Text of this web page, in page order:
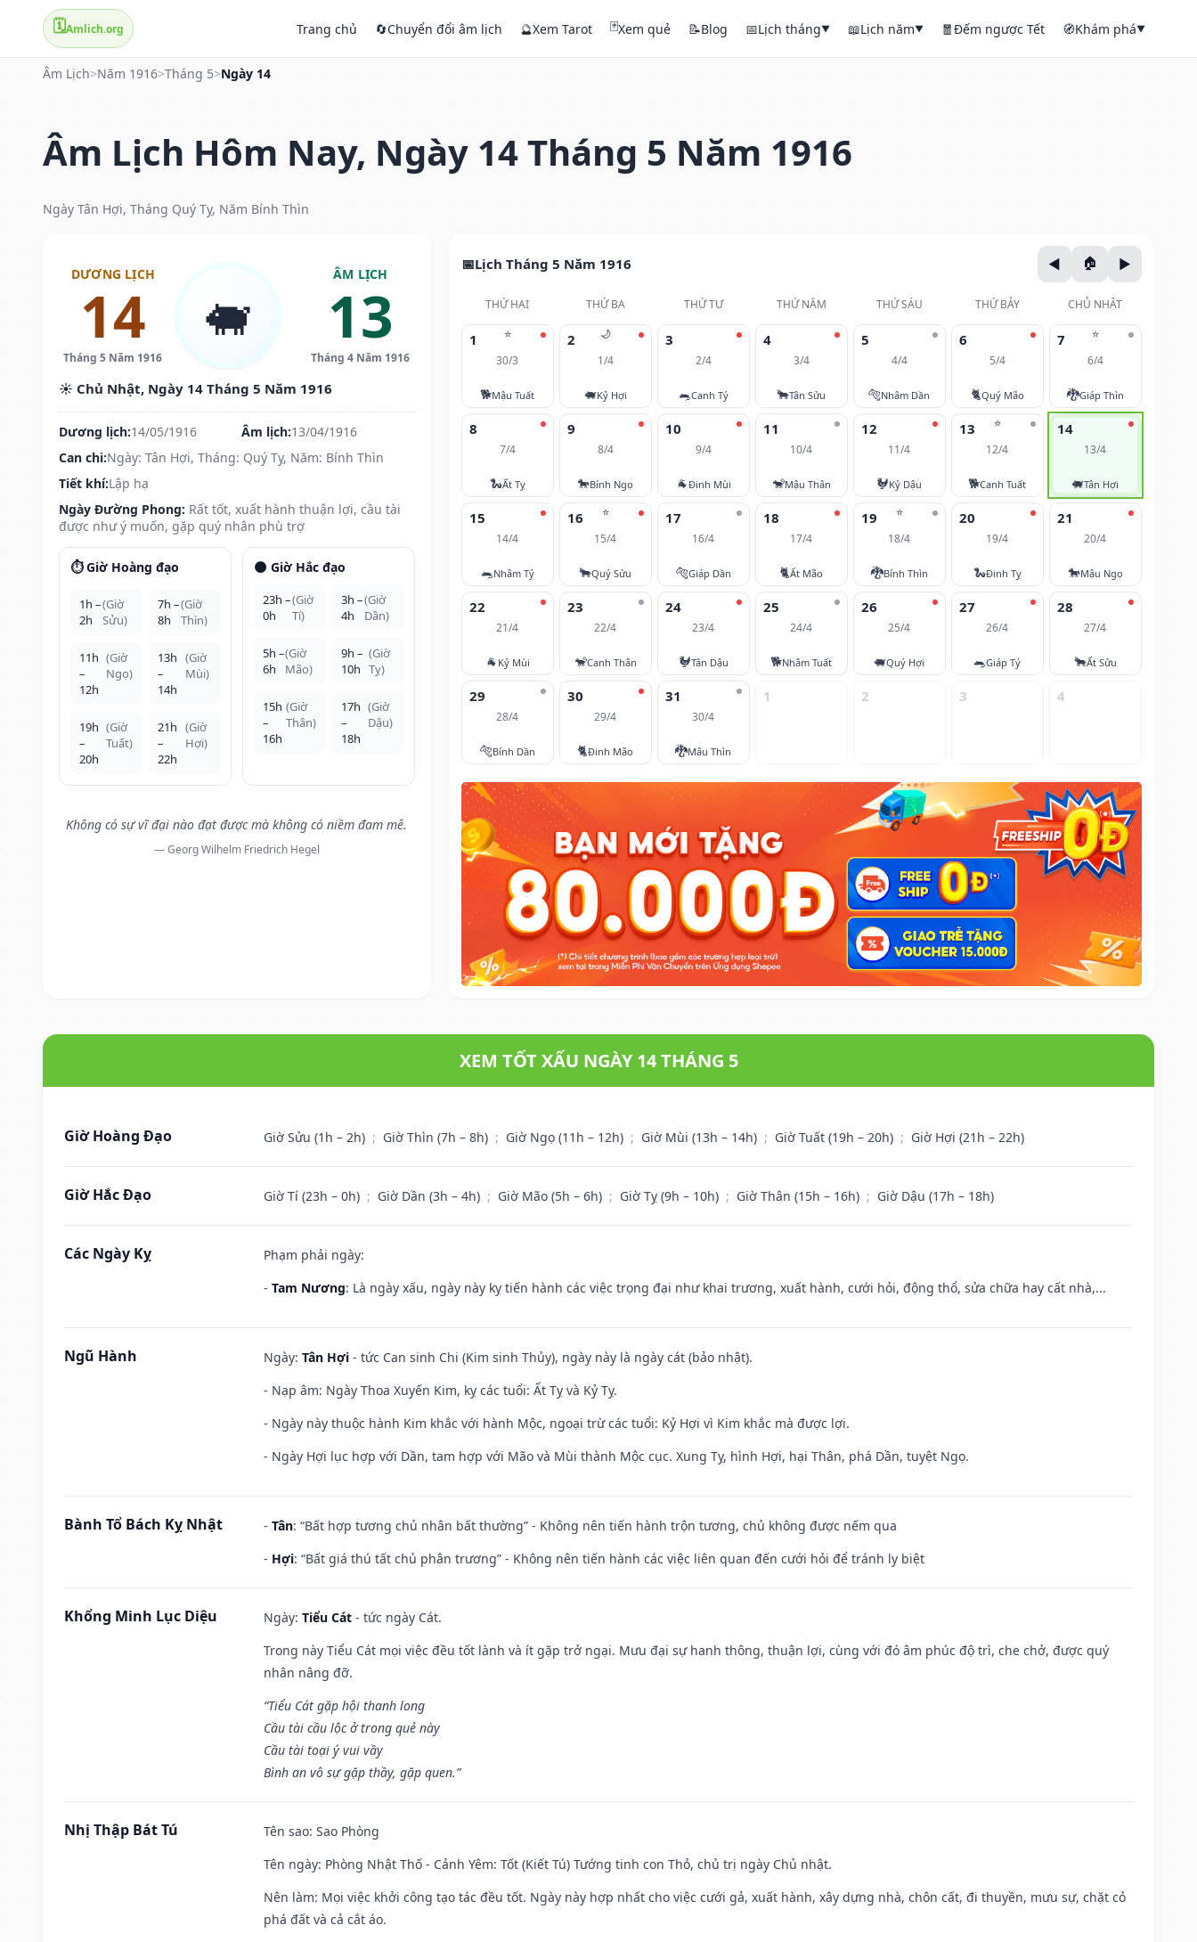
🗓️Amlich.org Trang chủ 🔄Chuyển đổi âm lịch 🔮Xem Tarot 🃏Xem quẻ 📝Blog 📅Lịch tháng▼ 📖Lịch năm▼ 🧧Đếm ngược Tết 🧭Khám phá▼
Âm Lịch>Năm 1916>Tháng 5>Ngày 14
Âm Lịch Hôm Nay, Ngày 14 Tháng 5 Năm 1916
Ngày Tân Hợi, Tháng Quý Tỵ, Năm Bính Thìn
DƯƠNG LỊCH
14
Tháng 5 Năm 1916
🐖
ÂM LỊCH
13
Tháng 4 Năm 1916
☀️ Chủ Nhật, Ngày 14 Tháng 5 Năm 1916
Dương lịch:14/05/1916 Âm lịch:13/04/1916
Can chi:Ngày: Tân Hợi, Tháng: Quý Tỵ, Năm: Bính Thìn
Tiết khí:Lập hạ
Ngày Đường Phong: Rất tốt, xuất hành thuận lợi, cầu tài
được như ý muốn, gặp quý nhân phù trợ
⏱️ Giờ Hoàng đạo
1h –
2h
(Giờ
Sửu)
7h –
8h
(Giờ
Thìn)
11h
–
12h
(Giờ
Ngọ)
13h
–
14h
(Giờ
Mùi)
19h
–
20h
(Giờ
Tuất)
21h
–
22h
(Giờ
Hợi)
🌑 Giờ Hắc đạo
23h –
0h
(Giờ
Tí)
3h –
4h
(Giờ
Dần)
5h –
6h
(Giờ
Mão)
9h –
10h
(Giờ
Tỵ)
15h
–
16h
(Giờ
Thân)
17h
–
18h
(Giờ
Dậu)
Không có sự vĩ đại nào đạt được mà không có niềm đam mê.
— Georg Wilhelm Friedrich Hegel
Lịch Tháng 5 Năm 1916
THỨ HAI THỨ BA THỨ TƯ THỨ NĂM THỨ SÁU THỨ BẢY
CHỦ NHẬT
⭐
1
30/3
🐕Mậu Tuất
🌙
2
1/4
🐖Kỷ Hợi
3
2/4
🐀Canh Tý
4
3/4
🐂Tân Sửu
5
4/4
🐅Nhâm Dần
6
5/4
🐈Quý Mão
⭐
7
6/4
🐉Giáp Thìn
8
7/4
🐍Ất Tỵ
9
8/4
🐎Bính Ngọ
10
9/4
🐐Đinh Mùi
11
10/4
🐒Mậu Thân
12
11/4
🐓Kỷ Dậu
⭐
13
12/4
🐕Canh Tuất
14
13/4
🐖Tân Hợi
15
14/4
🐀Nhâm Tý
⭐
16
15/4
🐂Quý Sửu
17
16/4
🐅Giáp Dần
18
17/4
🐈Ất Mão
⭐
19
18/4
🐉Bính Thìn
20
19/4
🐍Đinh Tỵ
21
20/4
🐎Mậu Ngọ
22
21/4
🐐 Kỷ Mùi
23
22/4
🐒Canh Thân
24
23/4
🐓Tân Dậu
25
24/4
🐕Nhâm Tuất
26
25/4
🐖Quý Hợi
27
26/4
🐀Giáp Tý
28
27/4
🐂Ất Sửu
29
28/4
🐅Bính Dần
30
29/4
🐈Đinh Mão
31
30/4
🐉Mậu Thìn
1 2 3 4
XEM TỐT XẤU NGÀY 14 THÁNG 5
Giờ Hoàng Đạo Giờ Sửu (1h – 2h) ; Giờ Thìn (7h – 8h) ; Giờ Ngọ (11h – 12h) ; Giờ Mùi (13h – 14h) ; Giờ Tuất (19h – 20h) ; Giờ Hợi (21h – 22h)
Giờ Hắc Đạo Giờ Tí (23h – 0h) ; Giờ Dần (3h – 4h) ; Giờ Mão (5h – 6h) ; Giờ Tỵ (9h – 10h) ; Giờ Thân (15h – 16h) ; Giờ Dậu (17h – 18h)
Các Ngày Kỵ
Phạm phải ngày:
- Tam Nương: Là ngày xấu, ngày này kỵ tiến hành các việc trọng đại như khai trương, xuất hành, cưới hỏi, động thổ, sửa chữa hay cất nhà,...
Ngũ Hành Ngày: Tân Hợi - tức Can sinh Chi (Kim sinh Thủy), ngày này là ngày cát (bảo nhật).
- Nạp âm: Ngày Thoa Xuyến Kim, kỵ các tuổi: Ất Tỵ và Kỷ Tỵ.
- Ngày này thuộc hành Kim khắc với hành Mộc, ngoại trừ các tuổi: Kỷ Hợi vì Kim khắc mà được lợi.
- Ngày Hợi lục hợp với Dần, tam hợp với Mão và Mùi thành Mộc cục. Xung Tỵ, hình Hợi, hại Thân, phá Dần, tuyệt Ngọ.
Bành Tổ Bách Kỵ Nhật - Tân: “Bất hợp tương chủ nhân bất thường” - Không nên tiến hành trộn tương, chủ không được nếm qua
- Hợi: “Bất giá thú tất chủ phân trương” - Không nên tiến hành các việc liên quan đến cưới hỏi để tránh ly biệt
Khổng Minh Lục Diệu Ngày: Tiểu Cát - tức ngày Cát.
Trong này Tiểu Cát mọi việc đều tốt lành và ít gặp trở ngại. Mưu đại sự hanh thông, thuận lợi, cùng với đó âm phúc độ trì, che chở, được quý
nhân nâng đỡ.
“Tiểu Cát gặp hội thanh long
Cầu tài cầu lộc ở trong quẻ này
Cầu tài toại ý vui vầy
Bình an vô sự gặp thầy, gặp quen.”
Nhị Thập Bát Tú Tên sao: Sao Phòng
Tên ngày: Phòng Nhật Thố - Cảnh Yêm: Tốt (Kiết Tú) Tướng tinh con Thỏ, chủ trị ngày Chủ nhật.
Nên làm: Mọi việc khởi công tạo tác đều tốt. Ngày này hợp nhất cho việc cưới gả, xuất hành, xây dựng nhà, chôn cất, đi thuyền, mưu sự, chặt cỏ
phá đất và cả cắt áo.